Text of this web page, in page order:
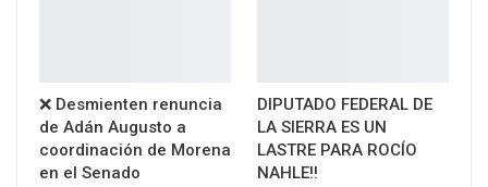
❌ Desmienten renuncia
de Adán Augusto a
coordinación de Morena
en el Senado
DIPUTADO FEDERAL DE
LA SIERRA ES UN
LASTRE PARA ROCÍO
NAHLE!!